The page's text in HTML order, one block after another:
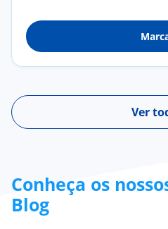
Ver
Conheça os
Blog